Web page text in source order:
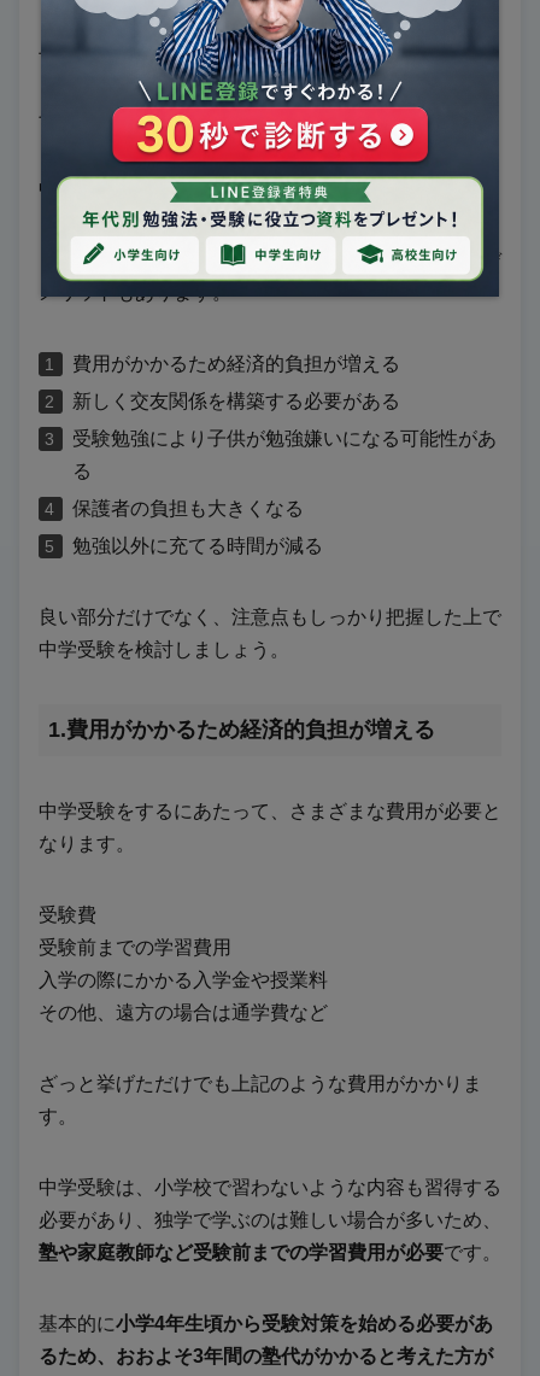
上記は中学受験をするメリットの一例です。
ぜひ、受験を検討する際の参考にしてみましょう。
中学受験をするデメリット5つ
さまざまなメリットがある一方で、中学受験をするデ
メリットもあります。
費用がかかるため経済的負担が増える
新しく交友関係を構築する必要がある
受験勉強により子供が勉強嫌いになる可能性があ
る
保護者の負担も大きくなる
勉強以外に充てる時間が減る
良い部分だけでなく、注意点もしっかり把握した上で
中学受験を検討しましょう。
1.費用がかかるため経済的負担が増える
中学受験をするにあたって、さまざまな費用が必要と
なります。
受験費
受験前までの学習費用
入学の際にかかる入学金や授業料
その他、遠方の場合は通学費など
ざっと挙げただけでも上記のような費用がかかりま
す。
中学受験は、小学校で習わないような内容も習得する
必要があり、独学で学ぶのは難しい場合が多いため、
塾や家庭教師など受験前までの学習費用が必要です。
基本的に小学4年生頃から受験対策を始める必要があ
るため、おおよそ3年間の塾代がかかると考えた方が